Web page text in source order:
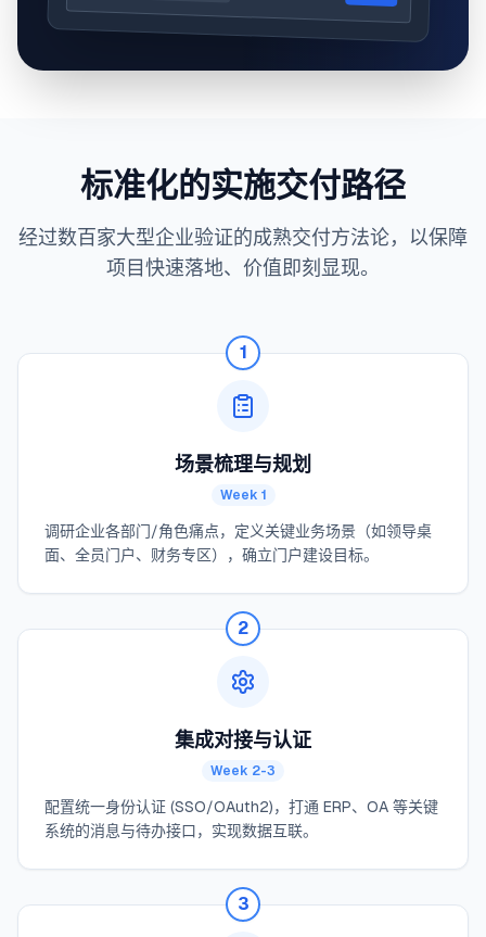
标准化的实施交付路径
经过数百家大型企业验证的成熟交付方法论，以保障
项目快速落地、价值即刻显现。
1
场景梳理与规划
Week 1
调研企业各部门/角色痛点，定义关键业务场景（如领导桌
面、全员门户、财务专区），确立门户建设目标。
2
集成对接与认证
Week 2-3
配置统一身份认证 (SSO/OAuth2)，打通 ERP、OA 等关键
系统的消息与待办接口，实现数据互联。
3